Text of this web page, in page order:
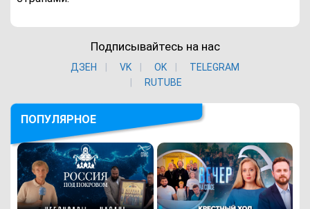
Подписывайтесь на нас
ДЗЕН VK ОK
TELEGRAM
RUTUBE
ПОПУЛЯРНОЕ